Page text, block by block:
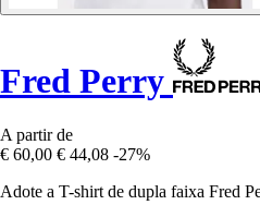
Fred Perry
A partir de
€ 60,00 € 44,08 -27%
Adote a T-shirt de dupla faixa Fred